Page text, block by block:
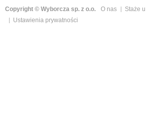
Copyright © Wyborcza sp. z o.o. O nas Staże u
Ustawienia prywatności